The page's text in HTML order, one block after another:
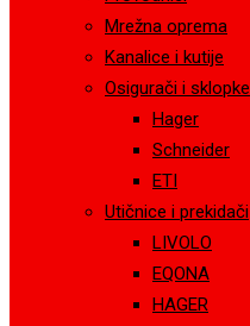
Mrežna oprema
Kanalice i kutije
Osigurači i sklopke
Hager
Schneider
ETI
Utičnice i prekidači
LIVOLO
EQONA
HAGER